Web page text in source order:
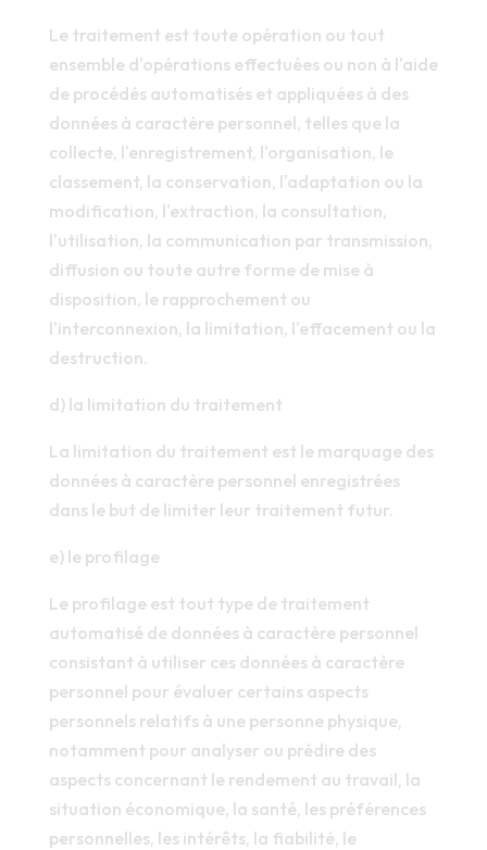
Le traitement est toute opération ou tout
ensemble d'opérations effectuées ou non à l'aide
de procédés automatisés et appliquées à des
données à caractère personnel, telles que la
collecte, l'enregistrement, l'organisation, le
classement, la conservation, l'adaptation ou la
modification, l'extraction, la consultation,
l'utilisation, la communication par transmission,
diffusion ou toute autre forme de mise à
disposition, le rapprochement ou
l'interconnexion, la limitation, l'effacement ou la
destruction.
d) la limitation du traitement
La limitation du traitement est le marquage des
données à caractère personnel enregistrées
dans le but de limiter leur traitement futur.
e) le profilage
Le profilage est tout type de traitement
automatisé de données à caractère personnel
consistant à utiliser ces données à caractère
personnel pour évaluer certains aspects
personnels relatifs à une personne physique,
notamment pour analyser ou prédire des
aspects concernant le rendement au travail, la
situation économique, la santé, les préférences
personnelles, les intérêts, la fiabilité, le